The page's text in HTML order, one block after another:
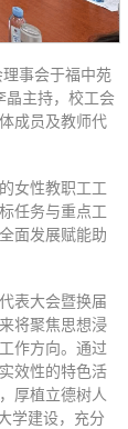
事会于福中苑
晶主持，校工会
成员及教师代
女性教职工工
任务与重点工
面发展赋能助
表大会暨换届
将聚焦思想浸
作方向。通过
效性的特色活
厚植立德树人
学建设，充分